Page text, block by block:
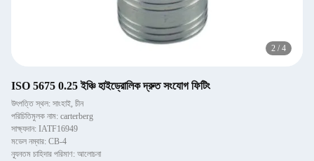
2 / 4
ISO 5675 0.25 ইঞ্চি হাইড্রোলিক দ্রুত সংযোগ ফিটিং
উৎপত্তি স্থল: সাংহাই, চীন
পরিচিতিমুলক নাম: carterberg
সাক্ষ্যদান: IATF16949
মডেল নম্বার: CB-4
ন্যূনতম চাহিদার পরিমাণ: আলোচনা